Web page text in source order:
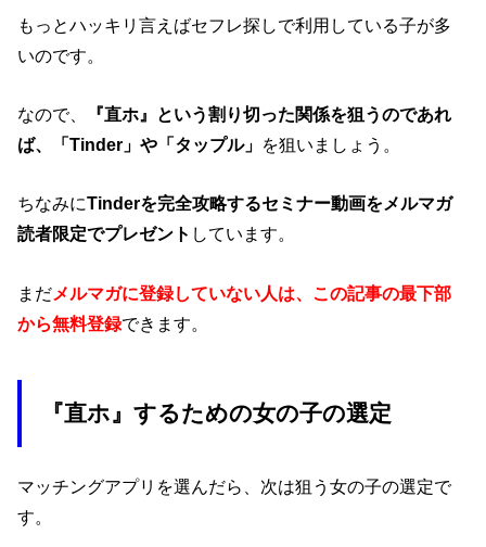
もっとハッキリ言えばセフレ探しで利用している子が多
いのです。
なので、
『直ホ』という割り切った関係を狙うのであれ
ば、「Tinder」や「タップル」 を狙いましょう。
ちなみにTinderを完全攻略するセミナー動画をメルマガ
読者限定でプレゼント しています。
まだメルマガに登録していない人は、この記事の最下部
から無料登録できます。
『直ホ』するための女の子の選定
マッチングアプリを選んだら、次は狙う女の子の選定で
す。